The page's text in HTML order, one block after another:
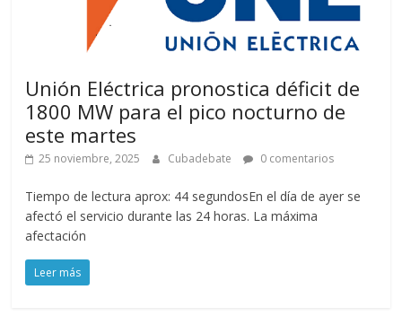
Unión Eléctrica pronostica déficit de
1800 MW para el pico nocturno de
este martes
25 noviembre, 2025 Cubadebate 0 comentarios
Tiempo de lectura aprox: 44 segundosEn el día de ayer se
afectó el servicio durante las 24 horas. La máxima
afectación
Leer más